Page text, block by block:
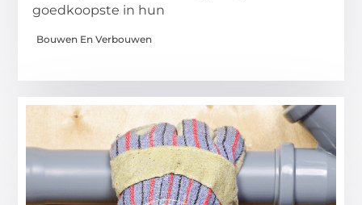
goedkoopste in hun
Bouwen En Verbouwen